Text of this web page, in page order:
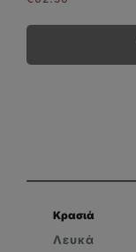
Κρασιά
Λευκά